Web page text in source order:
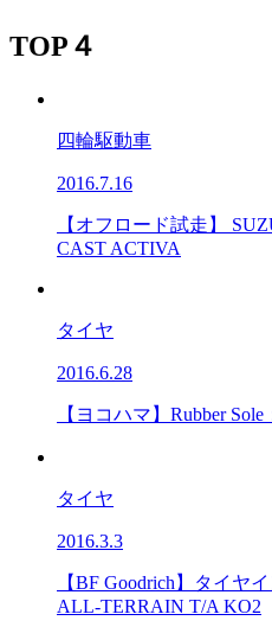
TOP４
四輪駆動車
2016.7.16
【オフロード試走】
CAST ACTIVA
タイヤ
2016.6.28
【ヨコハマ】Rubber
タイヤ
2016.3.3
【BF Goodrich】タイヤ
ALL-TERRAIN T/A KO2